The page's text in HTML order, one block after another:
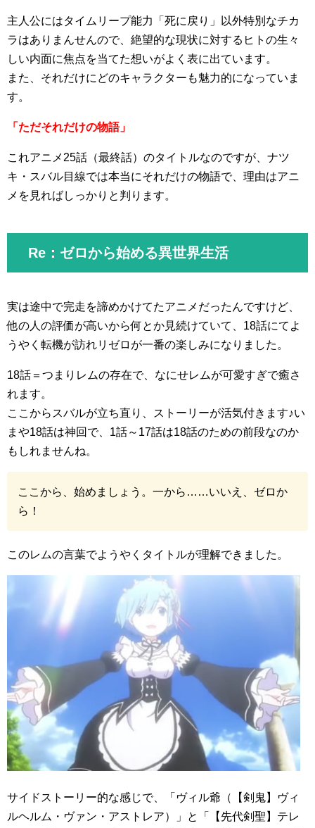
主人公にはタイムリープ能力「死に戻り」以外特別なチカ
ラはありまんせんので、絶望的な現状に対するヒトの生々
しい内面に焦点を当てた想いがよく表に出ています。
また、それだけにどのキャラクターも魅力的になっていま
す。
「ただそれだけの物語」
これアニメ25話（最終話）のタイトルなのですが、ナツ
キ・スバル目線では本当にそれだけの物語で、理由はアニ
メを見ればしっかりと判ります。
Re：ゼロから始める異世界生活
実は途中で完走を諦めかけてたアニメだったんですけど、
他の人の評価が高いから何とか見続けていて、18話にてよ
うやく転機が訪れリゼロが一番の楽しみになりました。
18話＝つまりレムの存在で、なにせレムが可愛すぎで癒さ
れます。
ここからスバルが立ち直り、ストーリーが活気付きます♪い
まや18話は神回で、1話～17話は18話のための前段なのか
もしれませんね。
ここから、始めましょう。一から……いいえ、ゼロか
ら！
このレムの言葉でようやくタイトルが理解できました。
サイドストーリー的な感じで、「ヴィル爺（【剣鬼】ヴィ
ルヘルム・ヴァン・アストレア）」と「【先代剣聖】テレ